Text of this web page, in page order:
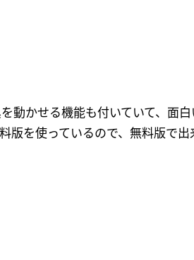
かせる機能も付いていて、面白
版を使っているので、無料版で出